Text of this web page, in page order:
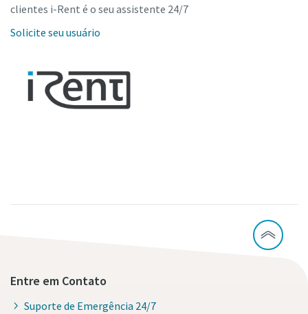
clientes i-Rent é o seu assistente 24/7
Solicite seu usuário
Entre em Contato
Suporte de Emergência 24/7